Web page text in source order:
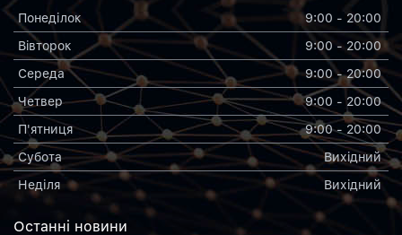
Понеділок
9:00 - 20:00
Вiвторок
9:00 - 20:00
Середа
9:00 - 20:00
Четвер
9:00 - 20:00
П'ятниця
9:00 - 20:00
Субота
Вихiдний
Неділя
Вихiдний
Останнi новини